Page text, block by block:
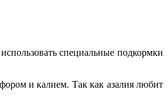
специальные подкормки
и калием. Так как азалия любит